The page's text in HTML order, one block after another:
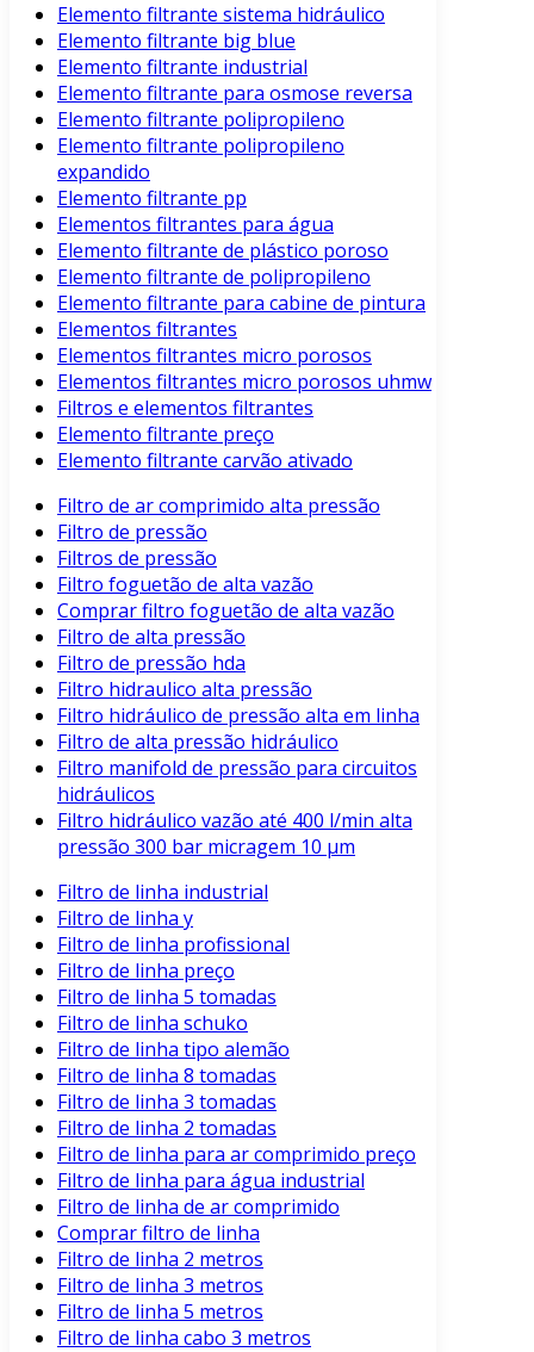
Elemento filtrante sistema hidráulico
Elemento filtrante big blue
Elemento filtrante industrial
Elemento filtrante para osmose reversa
Elemento filtrante polipropileno
Elemento filtrante polipropileno
expandido
Elemento filtrante pp
Elementos filtrantes para água
Elemento filtrante de plástico poroso
Elemento filtrante de polipropileno
Elemento filtrante para cabine de pintura
Elementos filtrantes
Elementos filtrantes micro porosos
Elementos filtrantes micro porosos uhmw
Filtros e elementos filtrantes
Elemento filtrante preço
Elemento filtrante carvão ativado
Filtro de ar comprimido alta pressão
Filtro de pressão
Filtros de pressão
Filtro foguetão de alta vazão
Comprar filtro foguetão de alta vazão
Filtro de alta pressão
Filtro de pressão hda
Filtro hidraulico alta pressão
Filtro hidráulico de pressão alta em linha
Filtro de alta pressão hidráulico
Filtro manifold de pressão para circuitos
hidráulicos
Filtro hidráulico vazão até 400 l/min alta
pressão 300 bar micragem 10 μm
Filtro de linha industrial
Filtro de linha y
Filtro de linha profissional
Filtro de linha preço
Filtro de linha 5 tomadas
Filtro de linha schuko
Filtro de linha tipo alemão
Filtro de linha 8 tomadas
Filtro de linha 3 tomadas
Filtro de linha 2 tomadas
Filtro de linha para ar comprimido preço
Filtro de linha para água industrial
Filtro de linha de ar comprimido
Comprar filtro de linha
Filtro de linha 2 metros
Filtro de linha 3 metros
Filtro de linha 5 metros
Filtro de linha cabo 3 metros